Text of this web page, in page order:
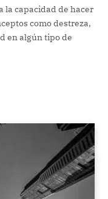
la capacidad de hacer
como destreza,
en algún tipo de